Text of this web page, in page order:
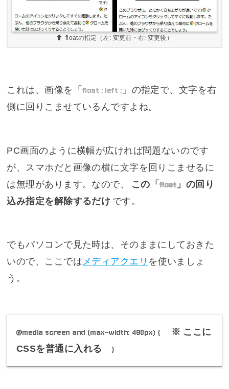
floatの指定（左: 変更前・右: 変更後）
これは、画像を「 float : left ; 」の指定で、文字を右
側に回りこませているんですよね。
PC画面のように横幅が広ければ問題ないのです
が、スマホだと画像の横に文字を回りこませるに
は無理があります。なので、
この「float 」の回り
込み指定を解除するだけ です。
でもパソコンで見た時は、そのままにしておきた
いので、ここではメディアクエリ を使いましょ
う。
@media screen and (max-width: 480px) {
※ ここに
CSSを普通に入れる
}